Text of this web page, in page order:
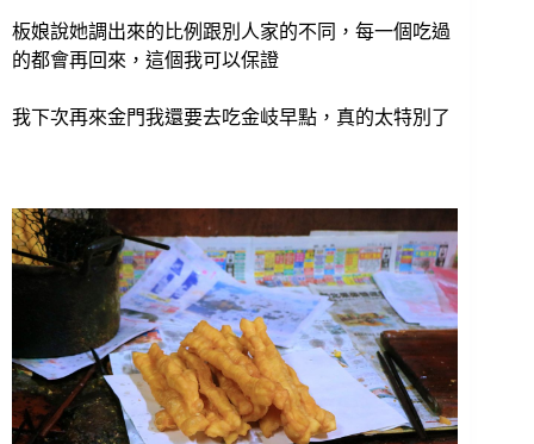
板娘說她調出來的比例跟別人家的不同，每一個吃過
的都會再回來，這個我可以保證
我下次再來金門我還要去吃金岐早點，真的太特別了